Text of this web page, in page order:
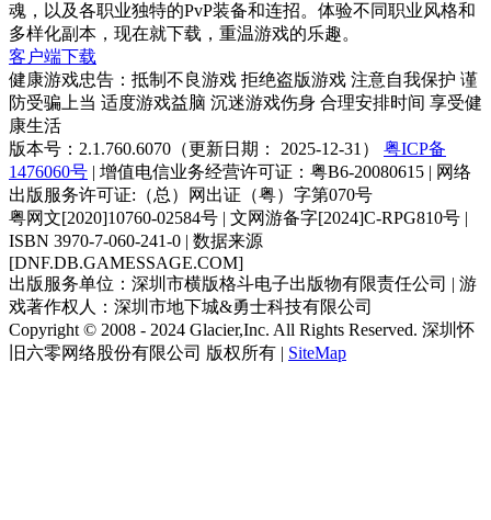
魂，以及各职业独特的PvP装备和连招。体验不同职业风格和
多样化副本，现在就下载，重温游戏的乐趣。
客户端下载
健康游戏忠告：抵制不良游戏 拒绝盗版游戏 注意自我保护 谨
防受骗上当 适度游戏益脑 沉迷游戏伤身 合理安排时间 享受健
康生活
版本号：2.1.760.6070（更新日期： 2025-12-31）
粤ICP备
1476060号 | 增值电信业务经营许可证：粤B6-20080615 | 网络
出版服务许可证:（总）网出证（粤）字第070号
粤网文[2020]10760-02584号 | 文网游备字[2024]C-RPG810号 |
ISBN 3970-7-060-241-0 | 数据来源
[DNF.DB.GAMESSAGE.COM]
出版服务单位：深圳市横版格斗电子出版物有限责任公司 | 游
戏著作权人：深圳市地下城&勇士科技有限公司
Copyright © 2008 - 2024 Glacier,Inc. All Rights Reserved. 深圳怀
旧六零网络股份有限公司 版权所有 | SiteMap